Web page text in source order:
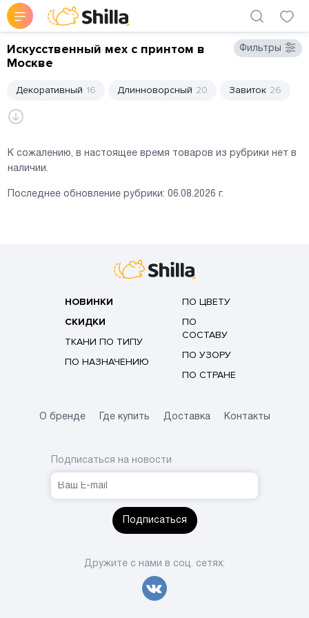
Искусственный мех с принтом в
Москве
Фильтры
Декоративный 16 Длинноворсный 20 Завиток 26
К сожалению, в настоящее время товаров из рубрики нет в
наличии.
Последнее обновление рубрики: 06.08.2026 г.
НОВИНКИ
СКИДКИ
ТКАНИ ПО ТИПУ
ПО НАЗНАЧЕНИЮ
ПО ЦВЕТУ
ПО
СОСТАВУ
ПО УЗОРУ
ПО СТРАНЕ
О бренде Где купить Доставка Контакты
Подписаться на новости
Подписаться
Дружите с нами в соц. сетях: